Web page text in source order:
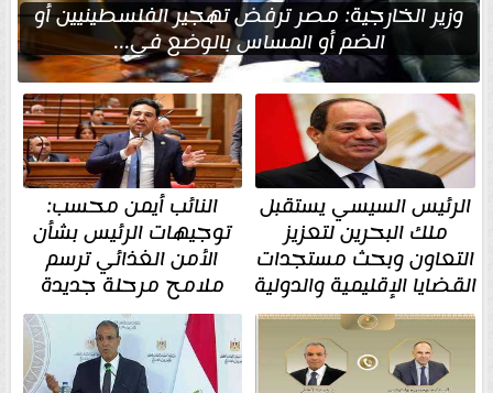
وزير الخارجية: مصر ترفض تهجير الفلسطينيين أو
الضم أو المساس بالوضع في...
الرئيس السيسي يستقبل
ملك البحرين لتعزيز
التعاون وبحث مستجدات
القضايا الإقليمية والدولية
النائب أيمن محسب:
توجيهات الرئيس بشأن
الأمن الغذائي ترسم
ملامح مرحلة جديدة